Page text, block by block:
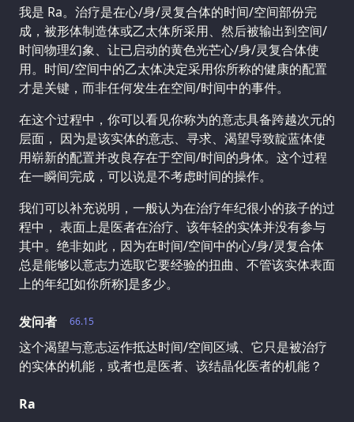
我是 Ra。治疗是在心/身/灵复合体的时间/空间部份完
成，被形体制造体或乙太体所采用、然后被输出到空间/
时间物理幻象、让已启动的黄色光芒心/身/灵复合体使
用。时间/空间中的乙太体决定采用你所称的健康的配置
才是关键，而非任何发生在空间/时间中的事件。
在这个过程中，你可以看见你称为的意志具备跨越次元的
层面， 因为是该实体的意志、寻求、渴望导致靛蓝体使
用崭新的配置并改良存在于空间/时间的身体。这个过程
在一瞬间完成，可以说是不考虑时间的操作。
我们可以补充说明，一般认为在治疗年纪很小的孩子的过
程中， 表面上是医者在治疗、该年轻的实体并没有参与
其中。绝非如此，因为在时间/空间中的心/身/灵复合体
总是能够以意志力选取它要经验的扭曲、不管该实体表面
上的年纪[如你所称]是多少。
66.15
发问者
这个渴望与意志运作抵达时间/空间区域、它只是被治疗
的实体的机能，或者也是医者、该结晶化医者的机能？
Ra